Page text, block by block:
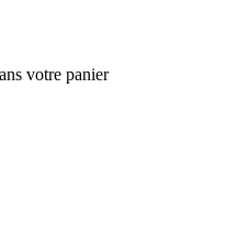
votre panier